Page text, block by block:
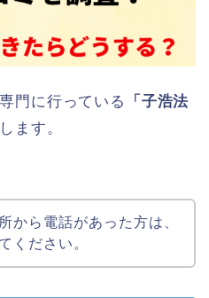
門に行っている
「子浩法
ます。
から電話があった方は、
ください。